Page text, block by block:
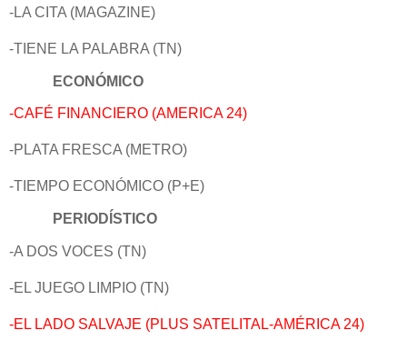
-LA CITA (MAGAZINE)
-TIENE LA PALABRA (TN)
ECONÓMICO
-CAFÉ FINANCIERO (AMERICA 24)
-PLATA FRESCA (METRO)
-TIEMPO ECONÓMICO (P+E)
PERIODÍSTICO
-A DOS VOCES (TN)
-EL JUEGO LIMPIO (TN)
-EL LADO SALVAJE (PLUS SATELITAL-AMÉRICA 24)